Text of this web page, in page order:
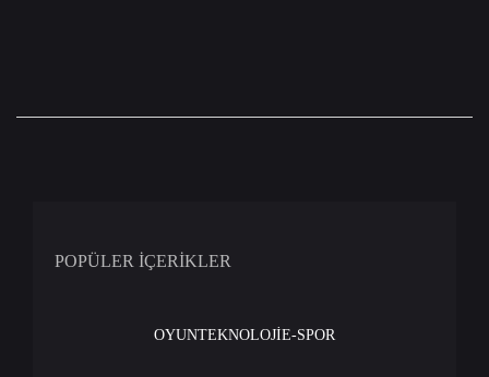
POPÜLER İÇERİKLER
OYUNTEKNOLOJİE-SPOR